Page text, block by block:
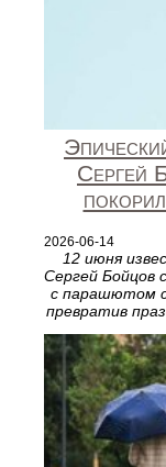
Сергей
2026-06-14
12 июня
Сергей Бойцов
с парашютом
превратив